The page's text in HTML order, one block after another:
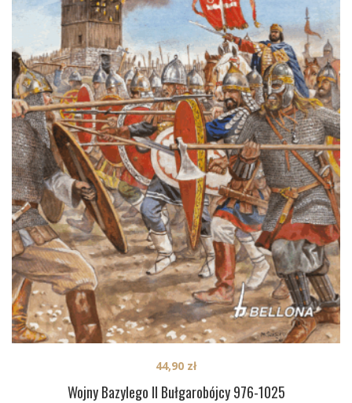
Wojny Bazylego II Bułgarobójcy 976-1025
44,90 zł